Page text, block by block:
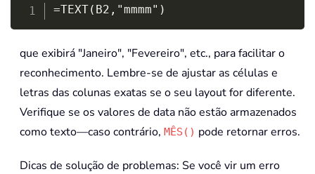
=TEXT(B2,"mmmm")
que exibirá "Janeiro", "Fevereiro", etc., para facilitar o
reconhecimento. Lembre-se de ajustar as células e
letras das colunas exatas se o seu layout for diferente.
Verifique se os valores de data não estão armazenados
como texto—caso contrário, MÊS() pode retornar erros.
Dicas de solução de problemas: Se você vir um erro